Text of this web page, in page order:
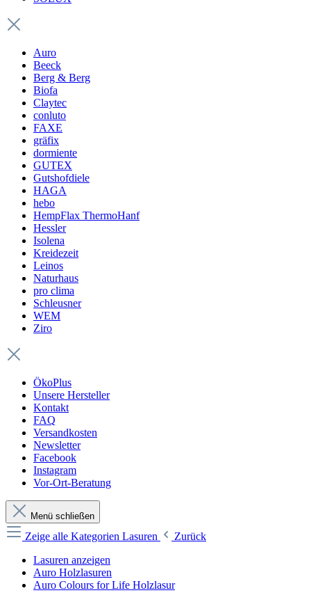
Auro
Beeck
Berg & Berg
Biofa
Claytec
conluto
FAXE
gräfix
dormiente
GUTEX
Gutshofdiele
HAGA
hebo
HempFlax ThermoHanf
Hessler
Isolena
Kreidezeit
Leinos
Naturhaus
pro clima
Schleusner
WEM
Ziro
ÖkoPlus
Unsere Hersteller
Kontakt
FAQ
Versandkosten
Newsletter
Facebook
Instagram
Vor-Ort-Beratung
Menü schließen
Zeige alle Kategorien Lasuren
Zurück
Lasuren anzeigen
Auro Holzlasuren
Auro Colours for Life Holzlasur